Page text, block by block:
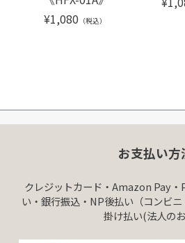
¥1,080 （税込）
お支払い方
クレジットカード・Amazon Pay
い・銀行振込・NP後払い（コンビ
掛け払い(法人の